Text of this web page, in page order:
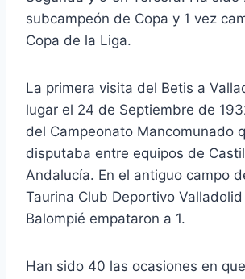
subcampeón de Copa y 1 vez
Copa de la Liga.
La primera visita del Betis a
lugar el 24 de Septiembre de
del Campeonato Mancomunado
disputaba entre equipos de
Andalucía. En el antiguo campo
Taurina Club Deportivo
Balompié empataron a 1.
Han sido 40 las ocasiones en